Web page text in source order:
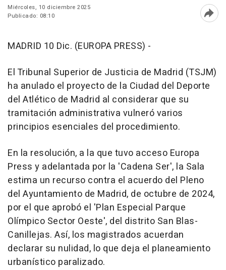
Miércoles, 10 diciembre 2025
Publicado: 08:10
MADRID 10 Dic. (EUROPA PRESS) -
El Tribunal Superior de Justicia de Madrid (TSJM)
ha anulado el proyecto de la Ciudad del Deporte
del Atlético de Madrid al considerar que su
tramitación administrativa vulneró varios
principios esenciales del procedimiento.
En la resolución, a la que tuvo acceso Europa
Press y adelantada por la 'Cadena Ser', la Sala
estima un recurso contra el acuerdo del Pleno
del Ayuntamiento de Madrid, de octubre de 2024,
por el que aprobó el 'Plan Especial Parque
Olímpico Sector Oeste', del distrito San Blas-
Canillejas. Así, los magistrados acuerdan
declarar su nulidad, lo que deja el planeamiento
urbanístico paralizado.